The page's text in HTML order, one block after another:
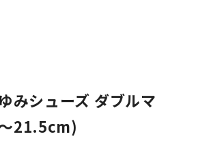
みシューズ ダブルマ
21.5cm)